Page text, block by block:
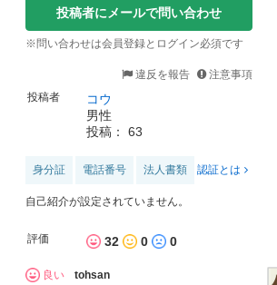
投稿者にメールで問い合わせ
※問い合わせは会員登録とログイン必須です
違反を報告
注意事項
投稿者
コウ
男性
投稿： 63
身分証 電話番号 法人書類 認証とは
自己紹介が設定されていません。
評価 32 0 0
良い tohsan